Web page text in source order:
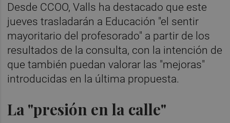
Desde CCOO, Valls ha destacado que este
jueves trasladarán a Educación "el sentir
mayoritario del profesorado" a partir de los
resultados de la consulta, con la intención de
que también puedan valorar las "mejoras"
introducidas en la última propuesta.
La "presión en la calle"